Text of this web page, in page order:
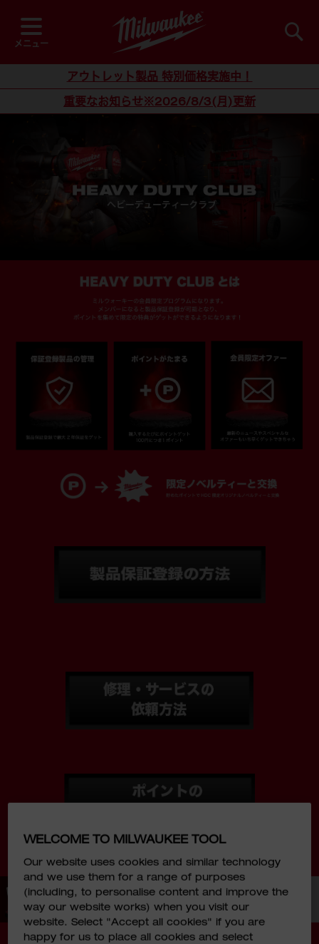
ン
テ
に
ス
メニュー
アウトレット製品 特別価格実施中！
重要なお知らせ※2026/8/3(月)更新
WELCOME TO MILWAUKEE TOOL
Our website uses cookies and similar technology
and we use them for a range of purposes
(including, to personalise content and improve the
way our website works) when you visit our
website. Select "Accept all cookies" if you are
happy for us to place all cookies and select